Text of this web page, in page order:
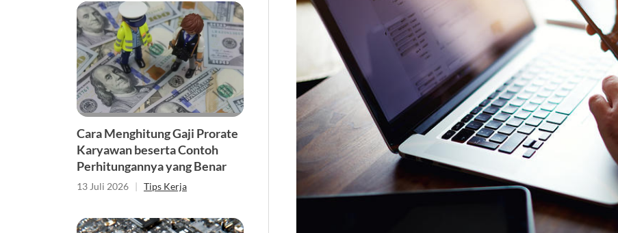
Cara Menghitung Gaji Prorate
Karyawan beserta Contoh
Perhitungannya yang Benar
13 Juli 2026 | Tips Kerja